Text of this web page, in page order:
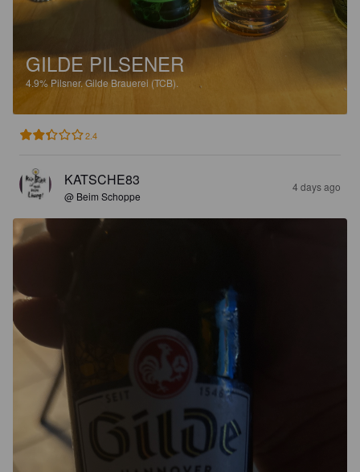
GILDE PILSENER
4.9% Pilsner.Gilde Brauerei (TCB).
2.4
KATSCHE83
@ Beim Schoppe
4 days ago